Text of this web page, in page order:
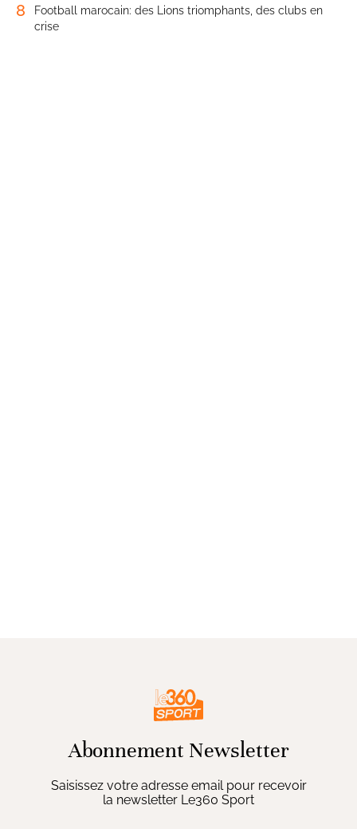
8
Football marocain: des Lions triomphants, des clubs en
crise
Abonnement Newsletter
Saisissez votre adresse email pour recevoir
la newsletter Le360 Sport